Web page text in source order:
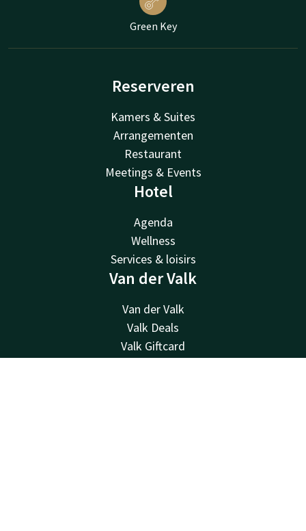
Green Key
Reserveren
Kamers & Suites
Arrangementen
Restaurant
Meetings & Events
Hotel
Agenda
Wellness
Services & loisirs
Van der Valk
Van der Valk
Valk Deals
Valk Giftcard